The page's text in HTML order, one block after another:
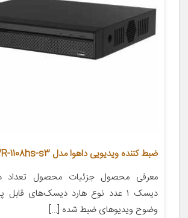
ضبط کننده ویدیویی داهوا مدل NVR-1108hs-s3
معرفی محصول جزئیات محصول تعداد
وضوح ویدیوهای ضبط شده […]